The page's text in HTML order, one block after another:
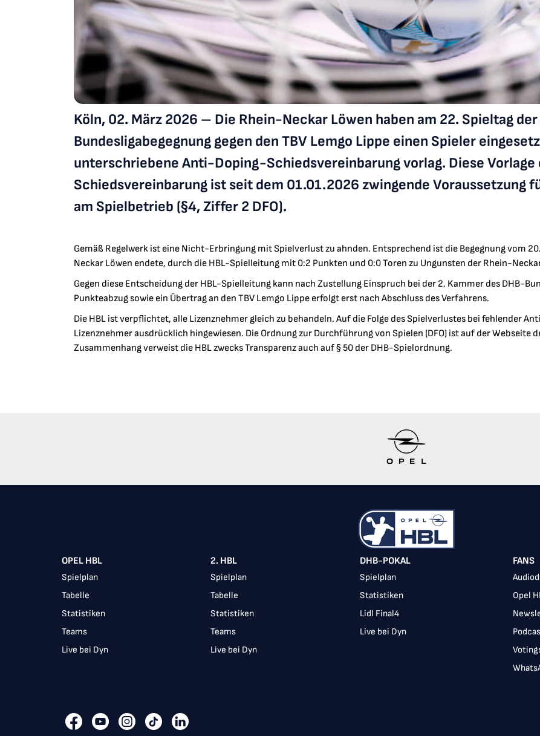
Köln, 02. März 2026 – Die Rhein-Neckar Löwen haben am 22. Spieltag
Bundesligabegegnung gegen den TBV Lemgo Lippe einen Spieler
unterschriebene Anti-Doping-Schiedsvereinbarung vorlag. Diese Vorlage
Schiedsvereinbarung ist seit dem 01.01.2026 zwingende Voraussetzung
am Spielbetrieb (§4, Ziffer 2 DFO).
Gemäß Regelwerk ist eine Nicht-Erbringung mit Spielverlust zu ahnden. Entsprechend ist die Begegnung vom
Neckar Löwen endete, durch die HBL-Spielleitung mit 0:2 Punkten und 0:0 Toren zu Ungunsten der Rhein-
Gegen diese Entscheidung der HBL-Spielleitung kann nach Zustellung Einspruch bei der 2. Kammer des DHB-
Punkteabzug sowie ein Übertrag an den TBV Lemgo Lippe erfolgt erst nach Abschluss des Verfahrens.
Die HBL ist verpflichtet, alle Lizenznehmer gleich zu behandeln. Auf die Folge des Spielverlustes bei fehlender
Lizenznehmer ausdrücklich hingewiesen. Die Ordnung zur Durchführung von Spielen (DFO) ist auf der Webseite
Zusammenhang verweist die HBL zwecks Transparenz auch auf § 50 der DHB-Spielordnung.
OPEL HBL
Spielplan
Tabelle
Statistiken
Teams
Live bei Dyn
2. HBL
Spielplan
Tabelle
Statistiken
Teams
Live bei Dyn
DHB-POKAL
Spielplan
Statistiken
Lidl Final4
Live bei Dyn
FANS
Opel